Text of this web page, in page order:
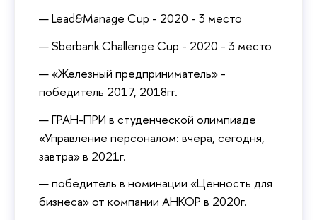
Lead&Manage Cup - 2020 - 3 место
Sberbank Challenge Cup - 2020 - 3 место
«Железный предприниматель» -
победитель 2017, 2018гг.
ГРАН-ПРИ в студенческой олимпиаде
«Управление персоналом: вчера, сегодня,
завтра» в 2021г.
победитель в номинации «Ценность для
бизнеса» от компании АНКОР в 2020г.